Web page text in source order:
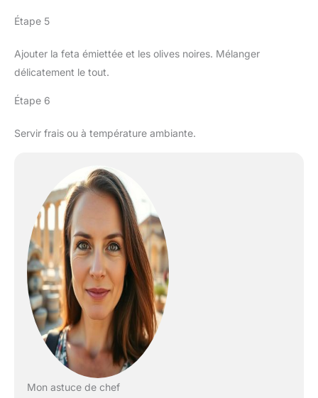
Étape 5
Ajouter la feta émiettée et les olives noires. Mélanger
délicatement le tout.
Étape 6
Servir frais ou à température ambiante.
Mon astuce de chef